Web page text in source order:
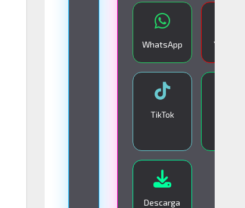
WhatsApp YouTube
TikTok
Descarga